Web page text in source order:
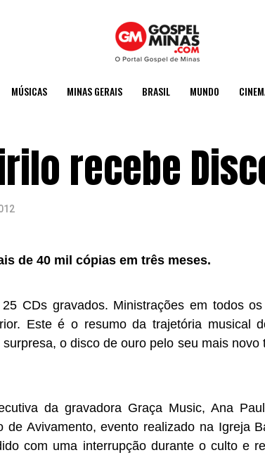
MÚSICAS MINAS GERAIS BRASIL MUNDO
recebe
de 40 mil cópias em três meses.
CDs gravados. Ministrações em todos os
Este é o resumo da trajetória musical
o disco de ouro pelo seu mais novo
da gravadora Graça Music, Ana
de Avivamento, evento realizado na Igreja
com uma interrupção durante o culto e